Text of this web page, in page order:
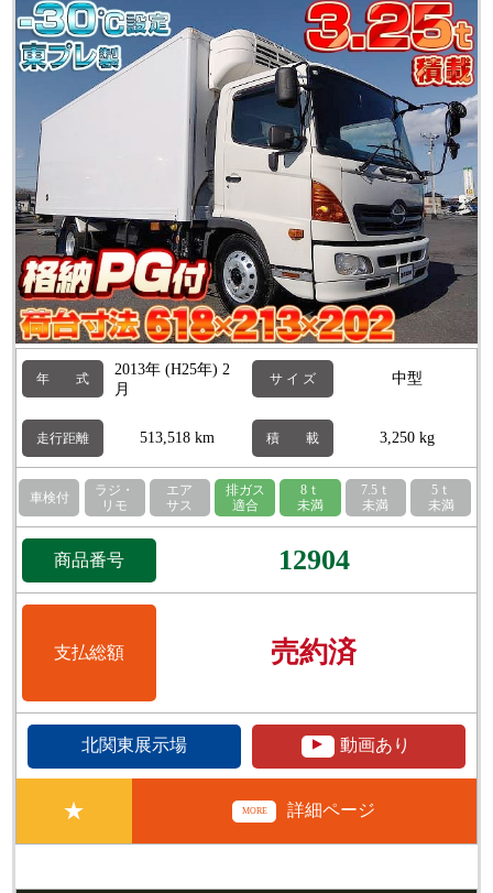
年 式
2013年 (H25年) 2
月
サ イ ズ 中型
走行距離 513,518 km 積 載 3,250 kg
車検付
ラジ・
リモ
エア
サス
排ガス
適合
8ｔ
未満
7.5ｔ
未満
5ｔ
未満
商品番号 12904
支払総額 売約済
北関東展示場 ▲ 動画あり
★ MORE 詳細ページ